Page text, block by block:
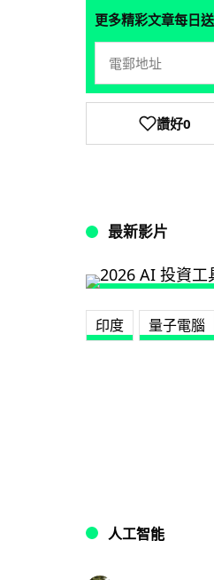
更多精彩文章每日
讚好0
最新影片
印度 量子電腦
人工智能